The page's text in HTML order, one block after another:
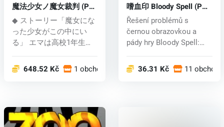
魔法少女ノ魔女裁判 (PC)
key
◆ ストーリー「魔女にな
った少女がこの中にい
る」 エマは高校1年生に
648.52 Kč 1 obchodech
嗜血印 Bloody Spell (PC)
key
Řešení problémů s
černou obrazovkou a
pády hry Bloody Spell:
36.31 Kč 11